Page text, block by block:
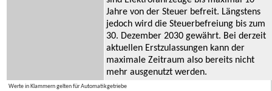
Jahre von der Steuer befreit. Längstens
jedoch wird die Steuerbefreiung bis zum
30. Dezember 2030 gewährt. Bei derzeit
aktuellen Erstzulassungen kann der
maximale Zeitraum also bereits nicht
mehr ausgenutzt werden.
Werte in Klammern gelten für Automatikgetriebe